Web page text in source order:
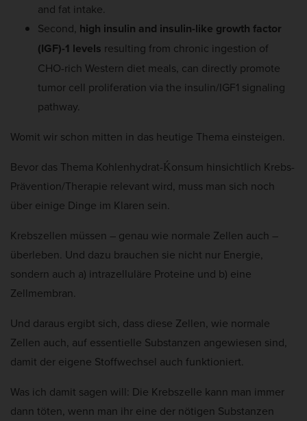
t
and fat intake.
Second, high insulin and insulin-like growth factor
(IGF)-1 levels resulting from chronic ingestion of
CHO-rich Western diet meals, can directly promote
tumor cell proliferation via the insulin/IGF1 signaling
pathway.
Womit wir schon mitten in das heutige Thema einsteigen.
Bevor das Thema Kohlenhydrat-Ḱonsum hinsichtlich Krebs-
Prävention/Therapie relevant wird, muss man sich noch
über einige Dinge im Klaren sein.
Krebszellen müssen – genau wie normale Zellen auch –
überleben. Und dazu brauchen sie nicht nur Energie,
sondern auch a) intrazelluläre Proteine und b) eine
Zellmembran.
Und daraus ergibt sich, dass diese Zellen, wie normale
Zellen auch, auf essentielle Substanzen angewiesen sind,
damit der eigene Stoffwechsel auch funktioniert.
Was ich damit sagen will: Die Krebszelle kann man immer
dann töten, wenn man ihr eine der nötigen Substanzen
helfen uns zu verstehen, wie unsere Besucher unsere Website nutzen.
Wenn wir wissen, welche Seiten beliebter sind, können wir unser Angebot
besser auf unsere Besucher abstimmen.
Cookie-Informationen anzeigen
Marketing (5)
Marketing-Cookies werden von Drittanbietern oder Publishern verwendet,
über Websites hinweg verfolgen.
Externe Medien (2)
Inhalte von Videoplattformen und Social-Media-Plattformen werden
standardmäßig blockiert. Wenn Cookies von externen Medien akzeptiert
mehr.
Cookie-Informationen anzeigen
Datenschutzerklärung